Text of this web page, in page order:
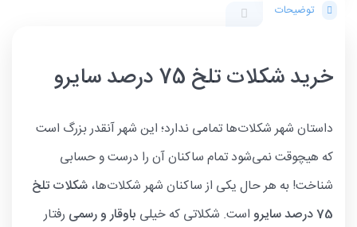
توضیحات
خرید شکلات تلخ 75 درصد سایرو
داستان شهر شکلات‌ها تمامی ندارد؛ این شهر آنقدر بزرگ است
که هیچوقت نمی‌شود تمام ساکنان آن را درست و حسابی
شناخت! به هر حال یکی از ساکنان شهر شکلات‌ها،شکلات تلخ
75 درصد سایرو
است. شکلاتی که خیلی باوقار و رسمی رفتار